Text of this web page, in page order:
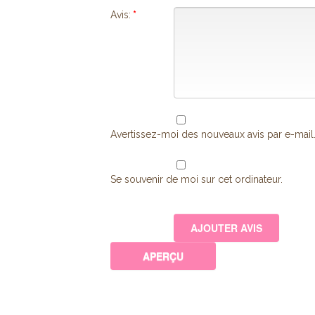
Avis: *
Avertissez-moi des nouveaux avis par e-mail.
Se souvenir de moi sur cet ordinateur.